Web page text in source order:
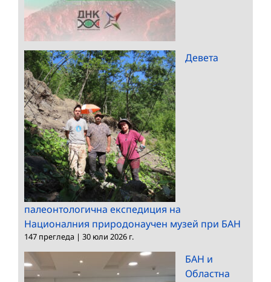
Девета
палеонтологична експедиция на
Националния природонаучен музей при БАН
147 прегледа | 30 юли 2026 г.
БАН и
Областна